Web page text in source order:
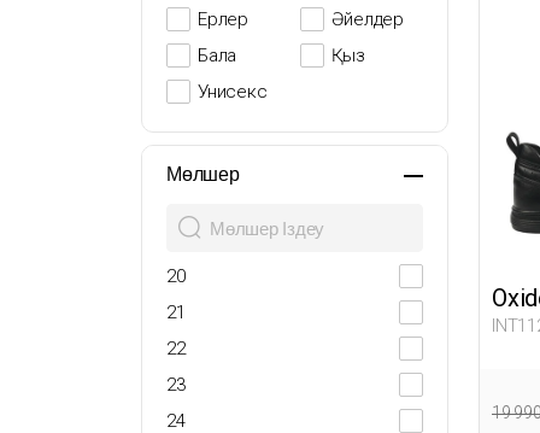
Ерлер
Әйелдер
Бала
Қыз
Унисекс
Мөлшер
20
21
22
23
24
19